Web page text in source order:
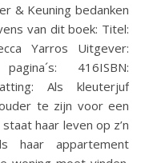
& Keuning bedanken
van dit boek: Titel:
Yarros Uitgever:
416ISBN:
Als kleuterjuf
te zijn voor een
haar leven op z’n
appartement